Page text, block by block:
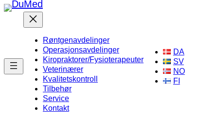
Hopp
Røntgenavdelinger
Operasjonsavdelinger
Kiropraktorer/Fysioterapeuter
Veterinærer
Kvalitetskontroll
Tilbehør
Service
Kontakt
DA
SV
NO
FI